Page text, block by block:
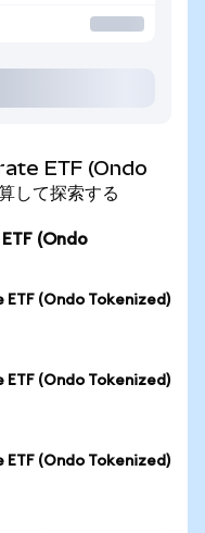
ETF (Ondo
して探索する
(Ondo
(Ondo Tokenized)
(Ondo Tokenized)
(Ondo Tokenized)